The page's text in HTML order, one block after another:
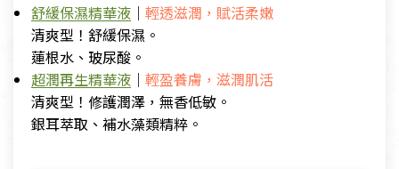
舒緩保濕精華液 ｜ 輕透滋潤，賦活柔嫩
清爽型！舒緩保濕。
蓮根水、玻尿酸。
超潤再生精華液 ｜ 輕盈養膚，滋潤肌活
清爽型！修護潤澤，無香低敏。
銀耳萃取、補水藻類精粹。